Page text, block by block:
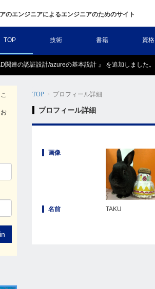
のエンジニアによるエンジニアのためのサイト
TOP 技術 書籍 資格
連の認証設計/azureの基本設計 』 を追加しました。
TOP プロフィール詳細
プロフィール詳細
画像
名前 TAKU